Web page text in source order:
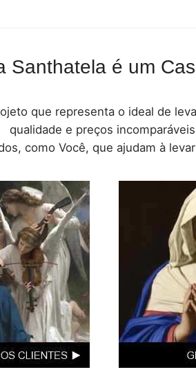
Santhatela é um
que representa o ideal de
qualidade e preços
como Você, que ajudam à